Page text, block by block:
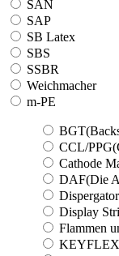
SAN
SAP
SB Latex
SBS
SSBR
Weichmacher
m-PE
CCL/
Cathode
DAF(Die
Display
Flammen